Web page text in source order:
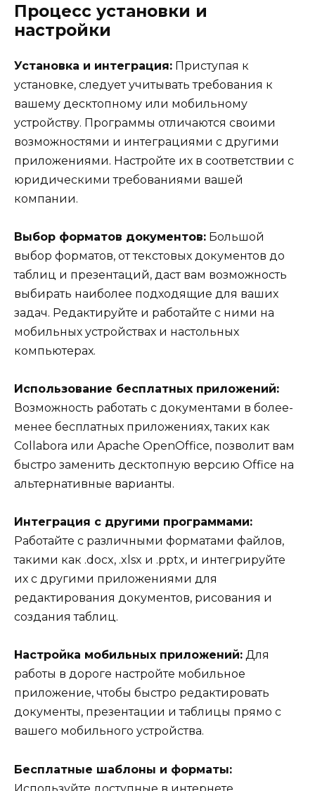
Процесс установки и
настройки
Установка и интеграция: Приступая к
установке, следует учитывать требования к
вашему десктопному или мобильному
устройству. Программы отличаются своими
возможностями и интеграциями с другими
приложениями. Настройте их в соответствии с
юридическими требованиями вашей
компании.
Выбор форматов документов: Большой
выбор форматов, от текстовых документов до
таблиц и презентаций, даст вам возможность
выбирать наиболее подходящие для ваших
задач. Редактируйте и работайте с ними на
мобильных устройствах и настольных
компьютерах.
Использование бесплатных приложений:
Возможность работать с документами в более-
менее бесплатных приложениях, таких как
Collabora или Apache OpenOffice, позволит вам
быстро заменить десктопную версию Office на
альтернативные варианты.
Интеграция с другими программами:
Работайте с различными форматами файлов,
такими как .docx, .xlsx и .pptx, и интегрируйте
их с другими приложениями для
редактирования документов, рисования и
создания таблиц.
Настройка мобильных приложений: Для
работы в дороге настройте мобильное
приложение, чтобы быстро редактировать
документы, презентации и таблицы прямо с
вашего мобильного устройства.
Бесплатные шаблоны и форматы:
Используйте доступные в интернете